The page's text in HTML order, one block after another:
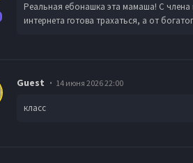
Реальная ебонашка эта мамаша! С члена
интернета готова трахаться, а от
Guest 14 июня 2026 22:00
класс